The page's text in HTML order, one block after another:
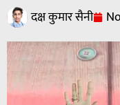
दक्ष कुमार सैनी